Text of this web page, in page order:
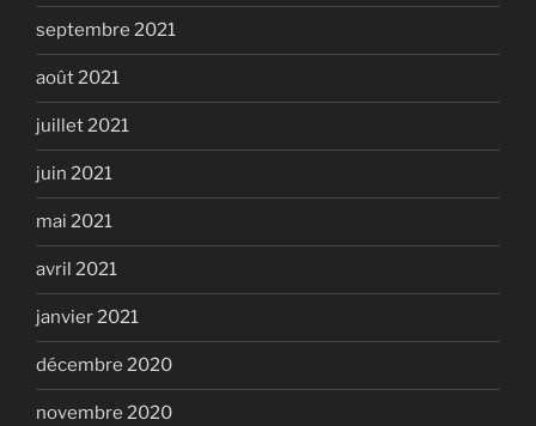
septembre 2021
août 2021
juillet 2021
juin 2021
mai 2021
avril 2021
janvier 2021
décembre 2020
novembre 2020